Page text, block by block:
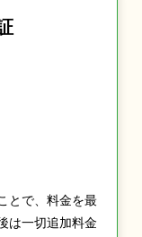
とで、料金を最
は一切追加料金